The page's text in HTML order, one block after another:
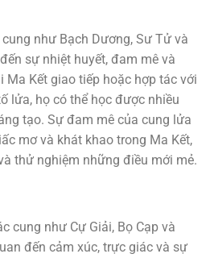
như Bạch Dương, Sư Tử và
sự nhiệt huyết, đam mê và
Ma Kết giao tiếp hoặc hợp tác với
lửa, họ có thể học được nhiều
tạo. Sự đam mê của cung lửa
mơ và khát khao trong Ma Kết,
thử nghiệm những điều mới mẻ.
cung như Cự Giải, Bọ Cạp và
đến cảm xúc, trực giác và sự